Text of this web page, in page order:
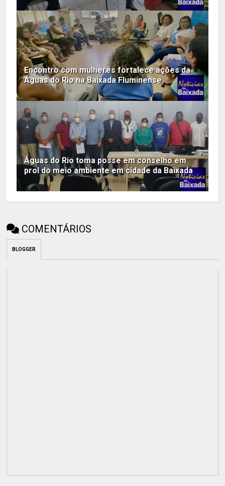
Encontro com mulheres fortalece ações da
Águas do Rio na Baixada Fluminense
Águas do Rio toma posse em conselho em
prol do meio ambiente em cidade da Baixada
COMENTÁRIOS
BLOGGER